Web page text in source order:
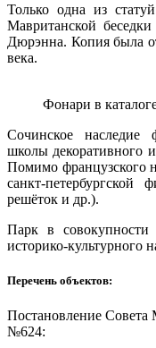
Только одна из
Мавританской
Дюрэнна. Копия была
века.
Фонари в
Сочинское наследие
школы декоративного
Помимо французского
санкт-
решёток и др.).
Парк в совокупности
историко-культурного
Перечень объектов:
Постановление
№624: